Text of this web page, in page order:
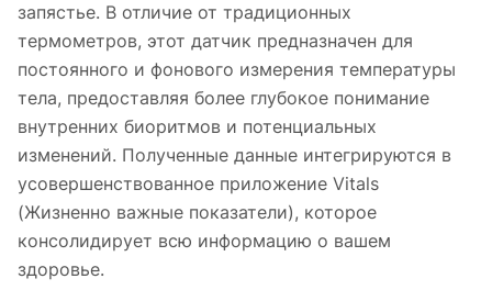
запястье. В отличие от традиционных
термометров, этот датчик предназначен для
постоянного и фонового измерения температуры
тела, предоставляя более глубокое понимание
внутренних биоритмов и потенциальных
изменений. Полученные данные интегрируются в
усовершенствованное приложение Vitals
(Жизненно важные показатели), которое
консолидирует всю информацию о вашем
здоровье.